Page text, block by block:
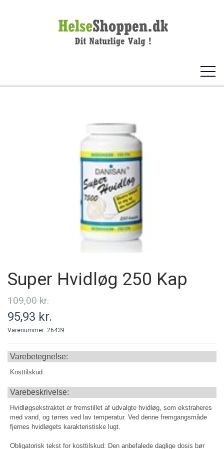
FORSIDE
KOSTTILSKUD
VITAMINER
MINERALER
PERSONLIG PLEJE
Super Hvidløg 250 Kap
109,00 kr.
95,93 kr.
Varenummer: 26439
Varebetegnelse:
Kosttilskud.
Varebeskrivelse:
Hvidløgsekstraktet er fremstillet af udvalgte hvidløg, som ekstraheres
med vand, og tørres ved lav temperatur. Ved denne fremgangsmåde
fjernes hvidløgets karakteristiske lugt.
Obligatorisk tekst for kosttilskud: Den anbefalede daglige dosis bør